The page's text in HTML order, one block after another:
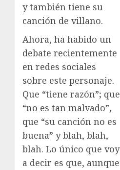
y también tiene su
canción de villano.
Ahora, ha habido un
debate recientemente
en redes sociales
sobre este personaje.
Que “tiene razón”; que
“no es tan malvado”,
que “su canción no es
buena” y blah, blah,
blah. Lo único que voy
a decir es que, aunque